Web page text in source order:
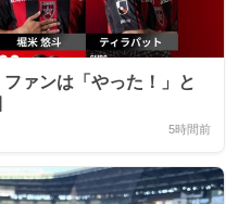
ァンは「やった！」と
5時間前